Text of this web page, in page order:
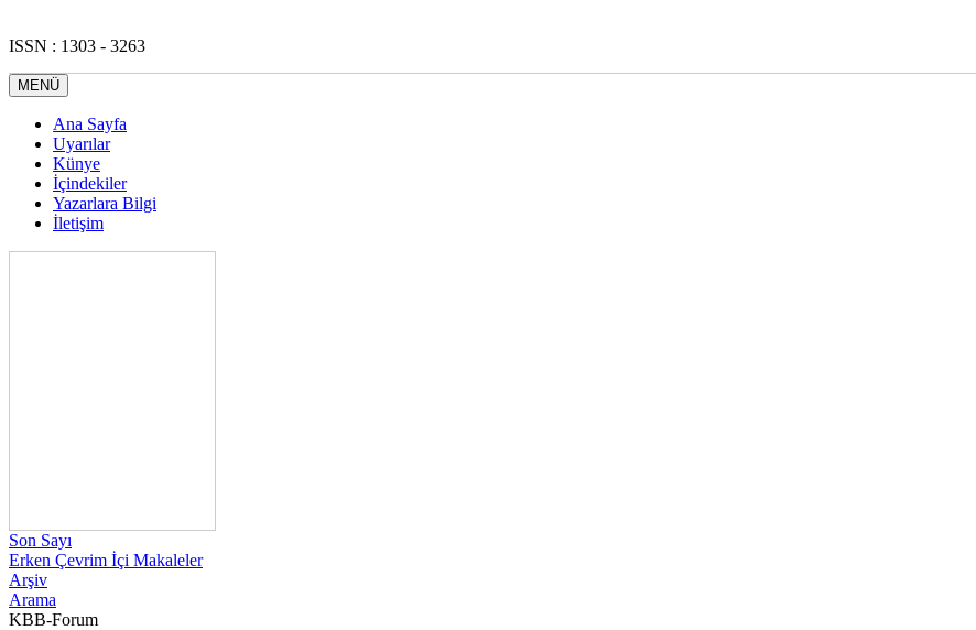
ISSN : 1303 - 3263
MENÜ
Ana Sayfa
Uyarılar
Künye
İçindekiler
Yazarlara Bilgi
İletişim
Son Sayı
Erken Çevrim İçi Makaleler
Arşiv
Arama
KBB-Forum